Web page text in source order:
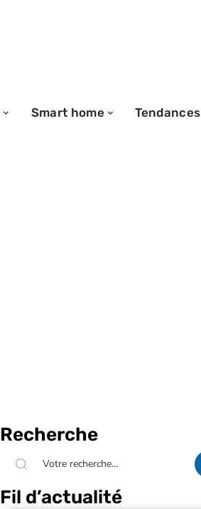
Smart home Tendances
Recherche
Fil d’actualité